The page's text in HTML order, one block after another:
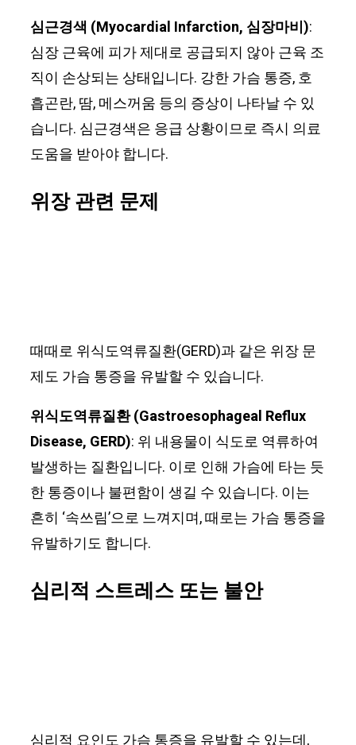
심근경색 (Myocardial Infarction, 심장마비):
심장 근육에 피가 제대로 공급되지 않아 근육 조
직이 손상되는 상태입니다. 강한 가슴 통증, 호
흡곤란, 땀, 메스꺼움 등의 증상이 나타날 수 있
습니다. 심근경색은 응급 상황이므로 즉시 의료
도움을 받아야 합니다.
위장 관련 문제
때때로 위식도역류질환(GERD)과 같은 위장 문
제도 가슴 통증을 유발할 수 있습니다.
위식도역류질환 (Gastroesophageal Reflux
Disease, GERD): 위 내용물이 식도로 역류하여
발생하는 질환입니다. 이로 인해 가슴에 타는 듯
한 통증이나 불편함이 생길 수 있습니다. 이는
흔히 ‘속쓰림’으로 느껴지며, 때로는 가슴 통증을
유발하기도 합니다.
심리적 스트레스 또는 불안